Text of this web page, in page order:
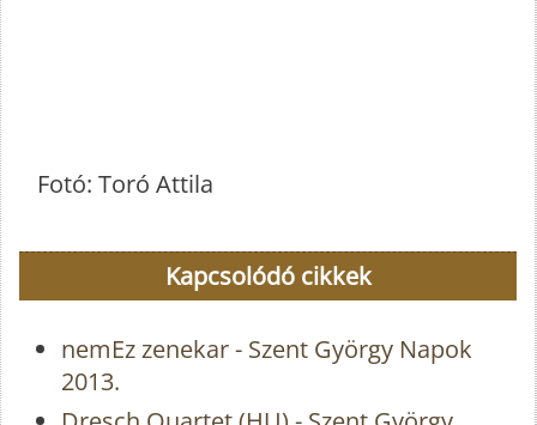
Fotó: Toró Attila
Kapcsolódó cikkek
nemEz zenekar - Szent György Napok
2013.